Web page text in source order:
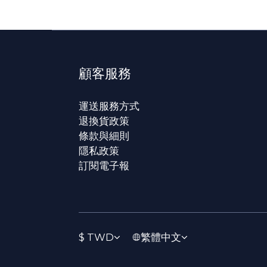
顧客服務
運送服務方式
退換貨政策
條款與細則
隱私政策
訂閱電子報
$ TWD 繁體中文